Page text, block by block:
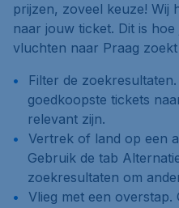
prijzen, zoveel keuze! Wij
naar jouw ticket. Dit is
vluchten naar Praag
Filter de
goedkoopste tickets
relevant zijn.
Vertrek of land op een
Gebruik de tab
zoekresultaten om
Vlieg met een overstap.